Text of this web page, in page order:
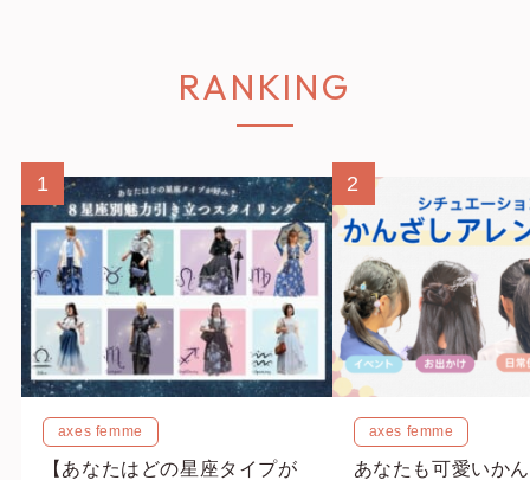
RANKING
1
axes femme
【あなたはどの星座タイプが
2
axes femme
あなたも可愛いか